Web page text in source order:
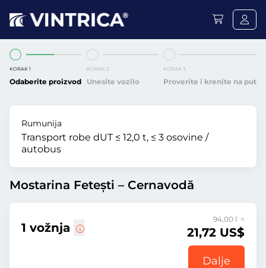
KORAK 1
Odaberite proizvod
KORAK 2
Unesite vozilo
KORAK 3
Proverite i krenite na put
Rumunija
Transport robe dUT ≤ 12,0 t, ≤ 3 osovine /
autobus
Mostarina Fetești – Cernavodă
1 vožnja
94,00 l =
21,72 US$
Dalje